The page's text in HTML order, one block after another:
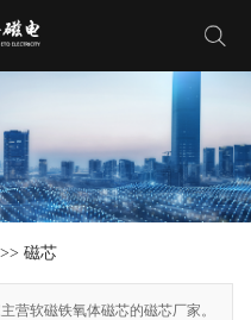
>> 磁芯
营软磁铁氧体磁芯的磁芯厂家。